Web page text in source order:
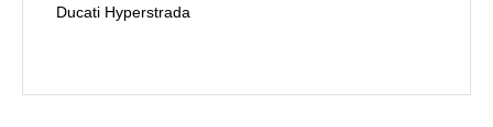
Ducati Hyperstrada